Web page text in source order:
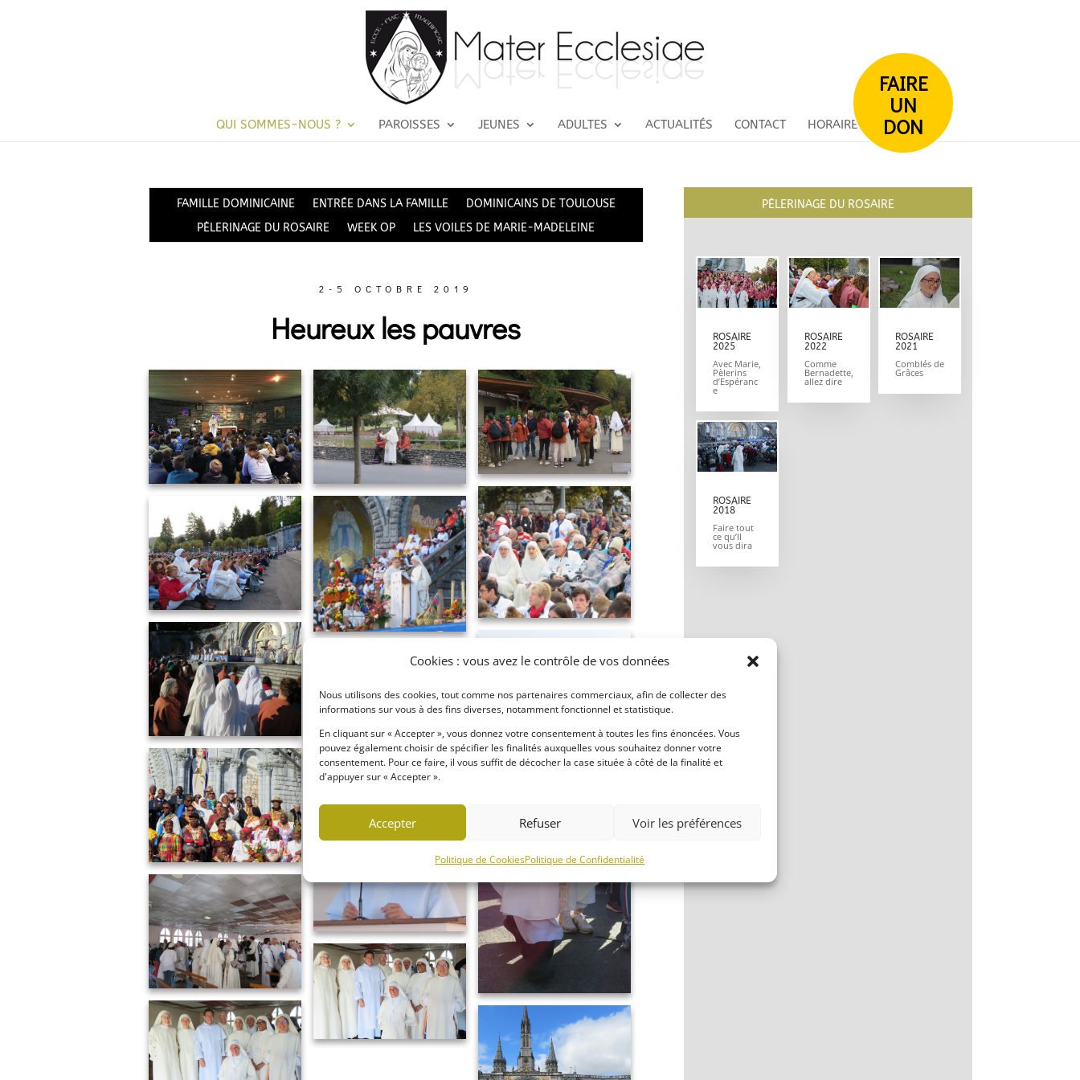
Cookies : vous avez le contrôle de vos données
Nous utilisons des cookies, tout comme nos partenaires commerciaux, afin de collecter des
informations sur vous à des fins diverses, notamment fonctionnel et statistique.
En cliquant sur « Accepter », vous donnez votre consentement à toutes les fins énoncées. Vous
pouvez également choisir de spécifier les finalités auxquelles vous souhaitez donner votre
consentement. Pour ce faire, il vous suffit de décocher la case située à côté de la finalité et
d'appuyer sur « Accepter ».
Accepter Refuser Voir les préférences
Politique de CookiesPolitique de Confidentialité
FAIRE
UN
DON
QUI SOMMES-NOUS ? PAROISSES JEUNES ADULTES ACTUALITÉS CONTACT HORAIRES
FAMILLE DOMINICAINE ENTRÉE DANS LA FAMILLE
DOMINICAINS DE TOULOUSE
PÈLERINAGE DU ROSAIRE
WEEK OP LES VOILES DE MARIE-MADELEINE
2-5 OCTOBRE 2019
Heureux les pauvres
PÈLERINAGE DU ROSAIRE
ROSAIRE
2025
Avec Marie,
Pèlerins
d’Espéranc
e
ROSAIRE
2018
Faire tout
ce qu’Il
vous dira
ROSAIRE
2022
Comme
Bernadette,
allez dire
ROSAIRE
2021
Comblés de
Grâces